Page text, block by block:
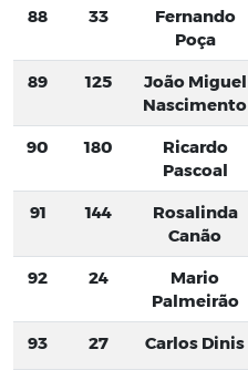
88 33
Fernando
Poça
89 125
João Miguel
Nascimento
90 180
Ricardo
Pascoal
91 144
Rosalinda
Canão
92 24
Mario
Palmeirão
93 27 Carlos Dinis